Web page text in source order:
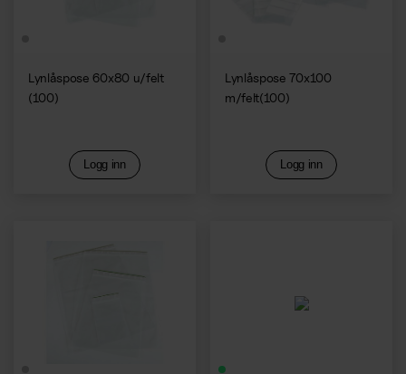
Lynlåspose 60x80 u/felt
(100)
Logg inn
Lynlåspose 70x100
m/felt(100)
Logg inn